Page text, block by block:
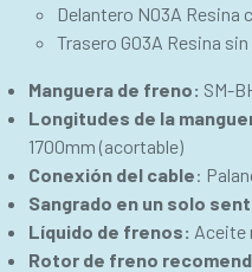
Delantero N03A Resina
Trasero G03A Resina
Manguera de freno: SM-
Longitudes de la
1700mm (acortable)
Conexión del cable:
Sangrado en un solo
Líquido de frenos: Aceite
Rotor de freno